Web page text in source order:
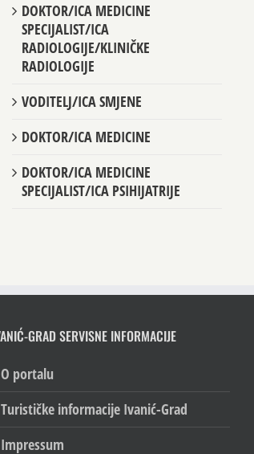
DOKTOR/ICA MEDICINE
SPECIJALIST/ICA
RADIOLOGIJE/KLINIČKE
RADIOLOGIJE
VODITELJ/ICA SMJENE
DOKTOR/ICA MEDICINE
DOKTOR/ICA MEDICINE
SPECIJALIST/ICA PSIHIJATRIJE
GRAD SERVISNE INFORMACIJE
O portalu
Turističke informacije Ivanić-Grad
Impressum